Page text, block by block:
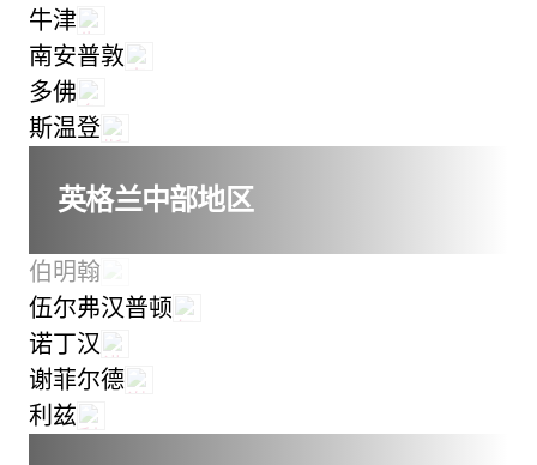
牛津
南安普敦
多佛
斯温登
英格兰中部地区
伯明翰
伍尔弗汉普顿
诺丁汉
谢菲尔德
利兹